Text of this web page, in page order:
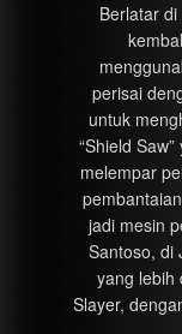
Berlatar
perisai
untuk
“Shield
melempar
jadi mesin
Santoso, di
yang lebih
Slayer,